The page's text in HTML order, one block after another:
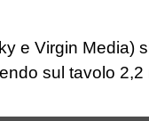
e Virgin Media)
sul tavolo